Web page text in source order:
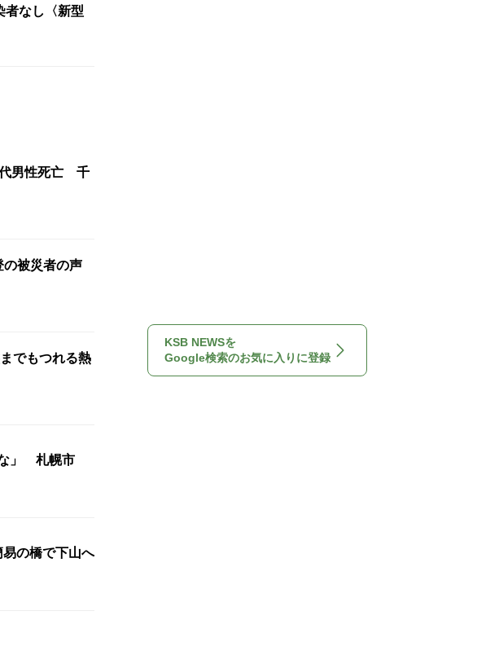
なし〈新型
代男性死亡 千
被災者の声
でもつれる熱
な」 札幌市
の橋で下山へ
KSB NEWSを
Google検索のお気に入りに登録